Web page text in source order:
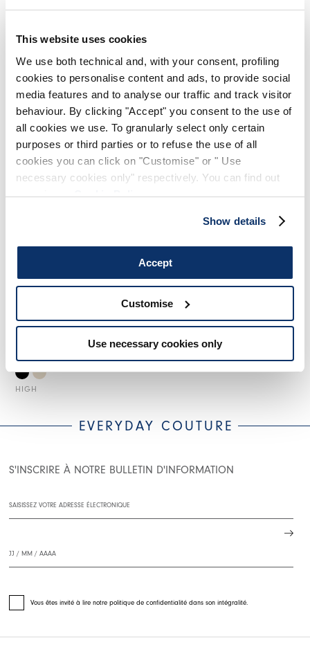
This website uses cookies
We use both technical and, with your consent, profiling
cookies to personalise content and ads, to provide social
media features and to analyse our traffic and track visitor
behaviour. By clicking "Accept" you consent to the use of
all cookies we use. To granularly select only certain
purposes or third parties or to refuse the use of all
cookies you can click on "Customise" or " Use
necessary cookies only" respectively. You can find out
more in ourCookie Policy.
Show details
Accept
Customise
Use necessary cookies only
WAYFARE
HIGH
180,00 CHF108,00 CHF -40%
WARMY
HIGH LAB
295,00 CHF 148,00 CHF -50 %
HIGH
450,00 CHF225,00 CHF -50%
EVERYDAY COUTURE
S'INSCRIRE À NOTRE BULLETIN D'INFORMATION
Vous êtes invité à lire notre politique de confidentialité dans son intégralité.